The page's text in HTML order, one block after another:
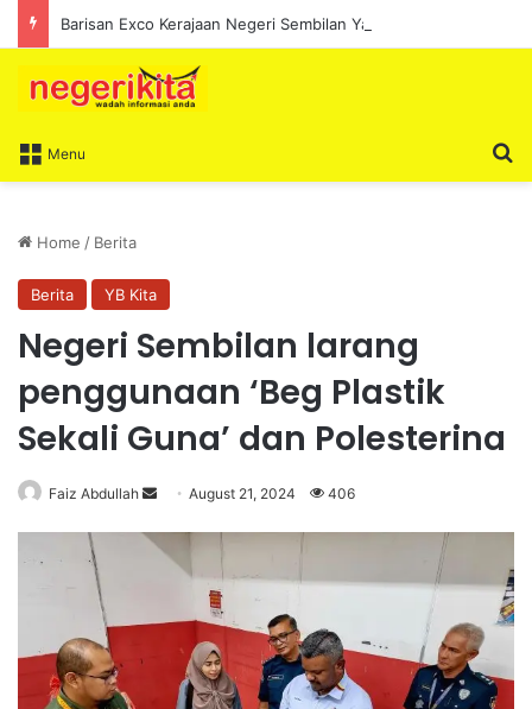
Menu
Home / Berita
Berita YB Kita
Negeri Sembilan larang
penggunaan ‘Beg Plastik
Sekali Guna’ dan Polesterina
Faiz Abdullah
n
August 21, 2024 406